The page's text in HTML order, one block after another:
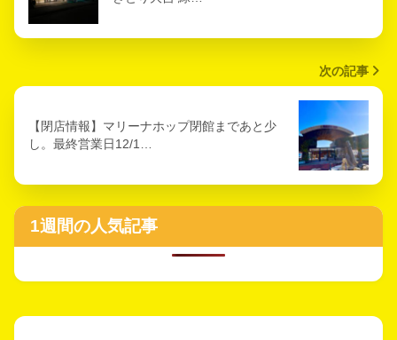
次の記事
【閉店情報】マリーナホップ閉館まであと少
し。最終営業日12/1…
1週間の人気記事